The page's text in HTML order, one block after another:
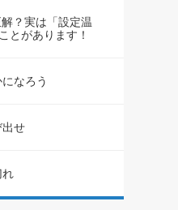
？実は「設定温
とがあります！
なろう
出せ
れ